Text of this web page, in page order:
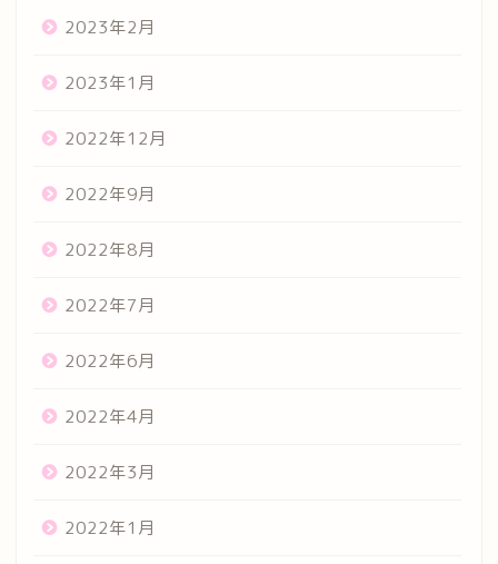
2023年2月
2023年1月
2022年12月
2022年9月
2022年8月
2022年7月
2022年6月
2022年4月
2022年3月
2022年1月